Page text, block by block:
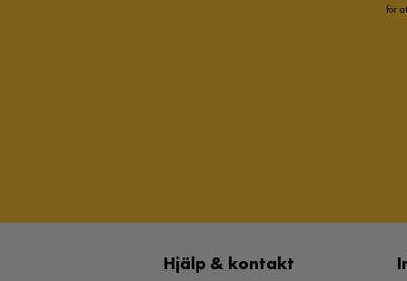
för
Hjälp & kontakt